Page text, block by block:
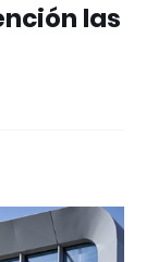
las